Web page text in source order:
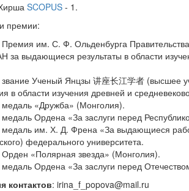
SCOPUS - 1.
премии:
им. С. Ф. Ольденбурга Правительства
за выдающиеся результаты в области
Ученый Янцзы 讲座长江学者 (высшее
в области изучения древней и
«Дружба» (Монголия).
Ордена «За заслуги перед
им. Х. Д. Френа «За выдающиеся
федерального университета.
«Полярная звезда» (Монголия).
Ордена «За заслуги перед
контактов: irina_f_popova@mail.ru